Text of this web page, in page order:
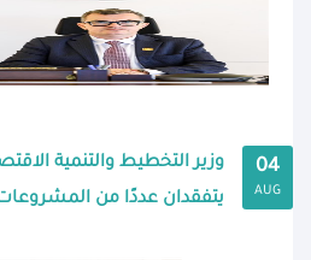
04
AUG
وزير التخطيط والتنمية
يتفقدان عددًا من